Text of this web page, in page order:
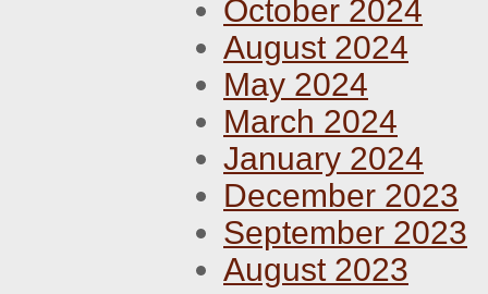
October 2024
August 2024
May 2024
March 2024
January 2024
December 2023
September 2023
August 2023